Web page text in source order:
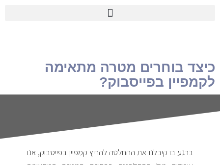
כיצד בוחרים מטרה מתאימה
לקמפיין בפייסבוק?
ברגע בו קיבלנו את ההחלטה להריץ קמפיין בפייסבוק, אנו